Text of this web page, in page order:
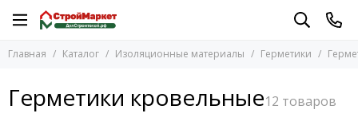
Изоляционные материалы
Герметики
Герметики
Герметики для бетона и камня
Главная Каталог Изоляционные материалы Герметики
Герметики кровельные